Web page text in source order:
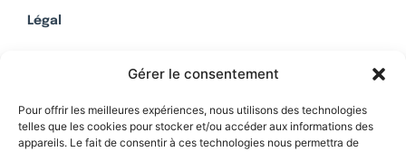
Gérer le consentement
Pour offrir les meilleures expériences, nous utilisons des technologies
telles que les cookies pour stocker et/ou accéder aux informations des
appareils. Le fait de consentir à ces technologies nous permettra de
Légal
Politique de confidentialité